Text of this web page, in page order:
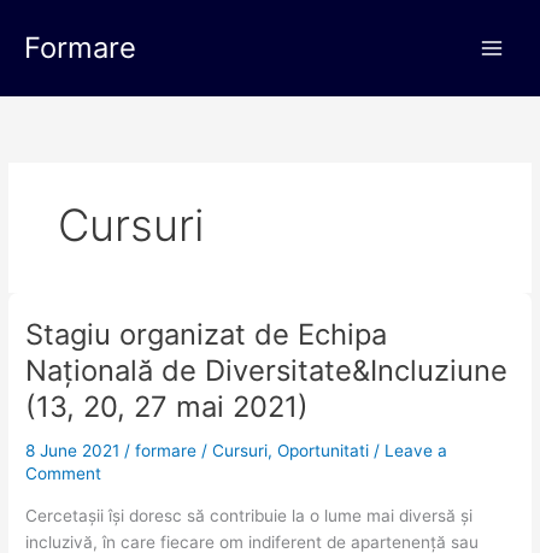
contentFormare
Cursuri
Stagiu organizat de Echipa
Națională de Diversitate&Incluziune
(13, 20, 27 mai 2021)
8 June 2021 /formare /Cursuri,Oportunitati / Leave a
Comment
Cercetașii își doresc să contribuie la o lume mai diversă și
incluzivă, în care fiecare om indiferent de apartenență sau
Stagiu
organizat
de
Echipa
de
(13,
20,